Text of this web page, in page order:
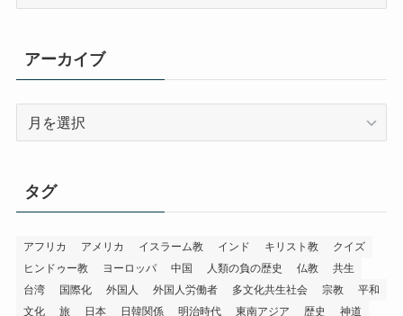
ー
アーカイブ
ブ
タグ
アフリカ アメリカ イスラーム教 インド キリスト教
クイズ
ヒンドゥー教
ヨーロッパ 中国 人類の負の歴史 仏教
共生
台湾
国際化 外国人 外国人労働者 多文化共生社会 宗教
平和
文化
旅 日本 日韓関係 明治時代 東南アジア 歴史 神道